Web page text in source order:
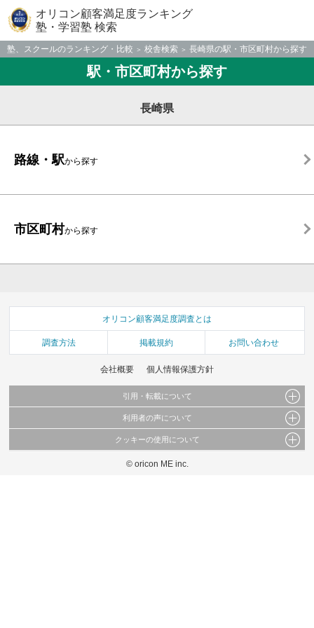
オリコン顧客満足度ランキング
塾・学習塾 検索
塾、スクールのランキング・比較 校舎検索 長崎県の駅・市区町村から探す
駅・市区町村から探す
長崎県
路線・駅から探す
市区町村から探す
オリコン顧客満足度調査とは
調査方法 掲載規約 お問い合わせ
会社概要 個人情報保護方針
引用・転載について
当サイトで公開されている情報（文字、写真、イラスト、画像データ等）及びこれらの配
これらの情報を権利者の許可なく無断転載・複製などの二次利用を行うことは固く禁じて
利用者の声について
当サイトに掲載している内容はすべてサービスの利用者が提出された見解・感想です。
弊社の見解・ 意見ではないことをご理解いただいた上でご覧ください。
クッキーの使用について
このサイトでは Cookie を使用して、ユーザーに合わせたコンテンツや広告の表示、ソー
© oricon ME inc.